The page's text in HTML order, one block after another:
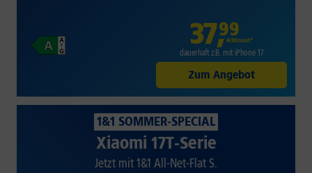
37,99
€/Monat*
dauerhaft z.B. mit iPhone 17
Zum Angebot
1&1 SOMMER-SPECIAL
Xiaomi 17T-Serie
Jetzt mit 1&1 All-Net-Flat S.